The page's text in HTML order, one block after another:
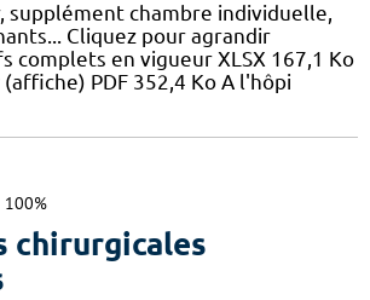
supplément chambre individuelle,
Cliquez pour agrandir
complets en vigueur XLSX 167,1 Ko
PDF 352,4 Ko A l'hôpi
100%
chirurgicales